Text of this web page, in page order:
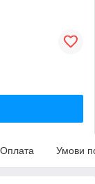
Оплата Умови